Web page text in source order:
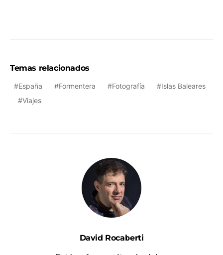
Temas relacionados
España Formentera Fotografía
Islas Baleares
Viajes
David Rocaberti